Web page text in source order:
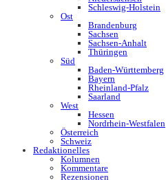
Schleswig-Holstein
Ost
Brandenburg
Sachsen
Sachsen-Anhalt
Thüringen
Süd
Baden-Württemberg
Bayern
Rheinland-Pfalz
Saarland
West
Hessen
Nordrhein-Westfalen
Österreich
Schweiz
Redaktionelles
Kolumnen
Kommentare
Rezensionen